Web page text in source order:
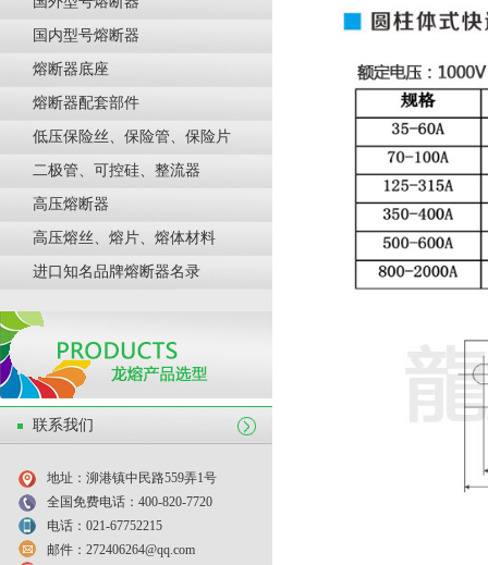
国内型号熔断器
熔断器底座
熔断器配套部件
低压保险丝、保险管、保险片
二极管、可控硅、整流器
高压熔断器
高压熔丝、熔片、熔体材料
进口知名品牌熔断器名录
联系我们
地址：泖港镇中民路559弄1号
全国免费电话：400-820-7720
电话：021-67752215
邮件：272406264@qq.com